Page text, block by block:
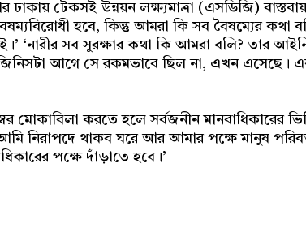
ঢাকায় টেকসই উন্নয়ন লক্ষ্যমাত্রা (এসডিজি)
হবে, কিন্তু আমরা কি সব বৈষম্যের কথা
সব সুরক্ষার কথা কি আমরা বলি? তার আইনি
আগে সে রকমভাবে ছিল না, এখন এসেছে।
মোকাবিলা করতে হলে সর্বজনীন মানবাধিকারের
নিরাপদে থাকব ঘরে আর আমার পক্ষে মানুষ
পক্ষে দাঁড়াতে হবে।’